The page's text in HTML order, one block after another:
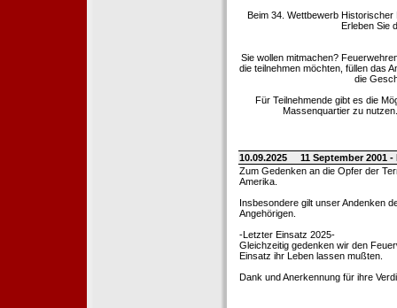
Beim 34. Wettbewerb
Erleben Sie
Sie wollen mitmachen?
die teilnehmen möchten, füllen das
die
Für Teilnehmende gibt es die
Massenquartier zu
10.09.2025
11 September 2001
Zum Gedenken an die Opfer der
Amerika.
Insbesondere gilt unser Andenken
Angehörigen.
-Letzter Einsatz 2025-
Gleichzeitig gedenken wir den
Einsatz ihr Leben lassen mußten.
Dank und Anerkennung für ihre